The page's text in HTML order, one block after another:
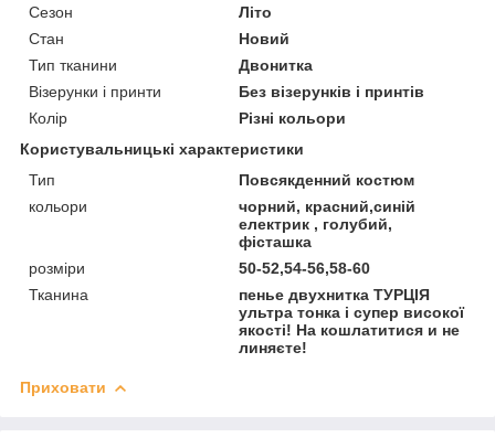
Сезон
Літо
Стан
Новий
Тип тканини
Двонитка
Візерунки і принти
Без візерунків і принтів
Колір
Різні кольори
Користувальницькі характеристики
Тип
Повсякденний костюм
кольори
чорний, красний,синій
електрик , голубий,
фісташка
розміри
50-52,54-56,58-60
Тканина
пенье двухнитка ТУРЦІЯ
ультра тонка і супер високої
якості! На кошлатитися и не
линяєте!
Приховати